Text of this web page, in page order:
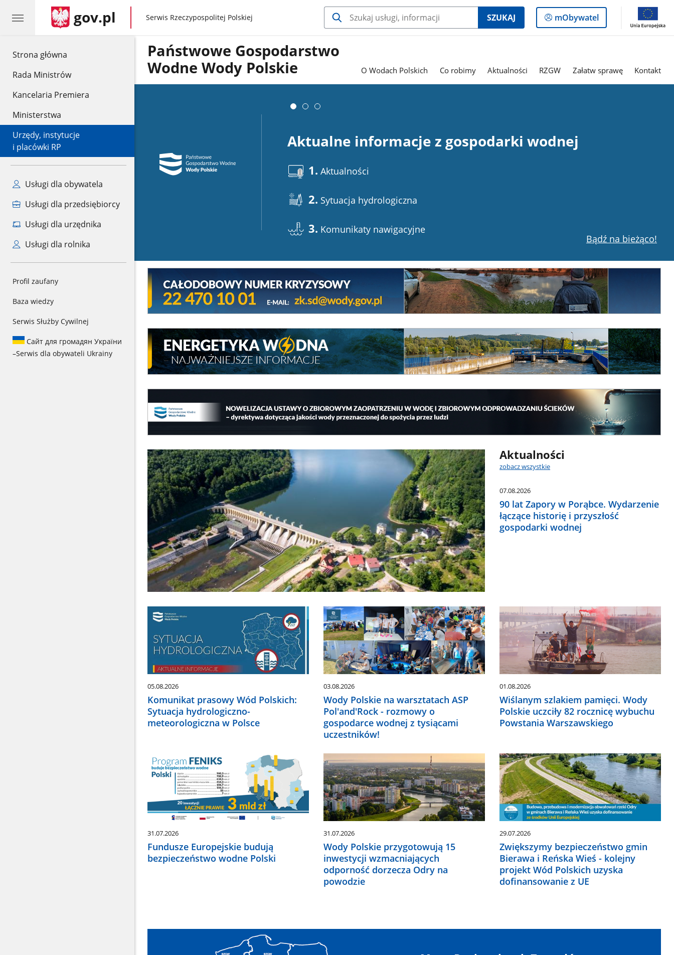
Strona główna
Rada Ministrów
Kancelaria Premiera
Ministerstwa
Urzędy, instytucje
i placówki RP
Usługi dla obywatela
Usługi dla przedsiębiorcy
Usługi dla urzędnika
Usługi dla rolnika
Profil zaufany
Baza wiedzy
Serwis Służby Cywilnej
Сайт для громадян України
–Serwis dla obywateli Ukrainy
gov.pl gov.pl
Serwis Rzeczypospolitej Polskiej SZUKAJ
Logowanie
do
mObywatel
Państwowe Gospodarstwo
Wodne Wody Polskie
O Wodach Polskich Co robimy Aktualności RZGW Załatw sprawę Kontakt
Aktualne informacje z gospodarki wodnej
1. Aktualności
2. Sytuacja hydrologiczna
3. Komunikaty nawigacyjne
Bądź na bieżąco!
Mini
baner
Całodowy
numer
kryzysowy
MEW
Energetyka
wodna
najważniejsze
UOZZW
Nowelizacja
UOZZW
Aktualności
zobacz wszystkie
07.08.2026
90 lat Zapory w Porąbce. Wydarzenie
łączące historię i przyszłość
gospodarki wodnej
05.08.2026
Komunikat prasowy Wód Polskich:
Sytuacja hydrologiczno-
meteorologiczna w Polsce
03.08.2026
Wody Polskie na warsztatach ASP
Pol'and'Rock - rozmowy o
gospodarce wodnej z tysiącami
uczestników!
01.08.2026
Wiślanym szlakiem pamięci. Wody
Polskie uczciły 82 rocznicę wybuchu
Powstania Warszawskiego
31.07.2026
Fundusze Europejskie budują
bezpieczeństwo wodne Polski
31.07.2026
Wody Polskie przygotowują 15
inwestycji wzmacniających
odporność dorzecza Odry na
powodzie
29.07.2026
Zwiększymy bezpieczeństwo gmin
Bierawa i Reńska Wieś - kolejny
projekt Wód Polskich uzyska
dofinansowanie z UE